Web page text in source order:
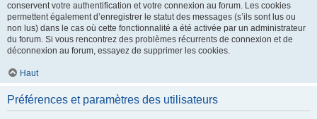
conservent votre authentification et votre connexion au forum. Les cookies
permettent également d’enregistrer le statut des messages (s’ils sont lus ou
non lus) dans le cas où cette fonctionnalité a été activée par un administrateur
du forum. Si vous rencontrez des problèmes récurrents de connexion et de
déconnexion au forum, essayez de supprimer les cookies.
Haut
Préférences et paramètres des utilisateurs